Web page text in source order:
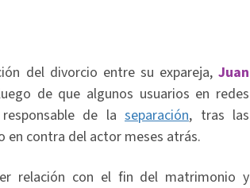
del divorcio entre su expareja,Juan
de que algunos usuarios en redes
de la separación, tras las
en contra del actor meses atrás.
relación con el fin del matrimonio y